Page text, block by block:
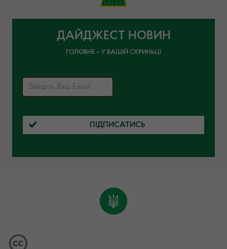
ДАЙДЖЕСТ НОВИН
ГОЛОВНЕ – У ВАШІЙ СКРИНЬЦІ
ПІДПИСАТИСЬ